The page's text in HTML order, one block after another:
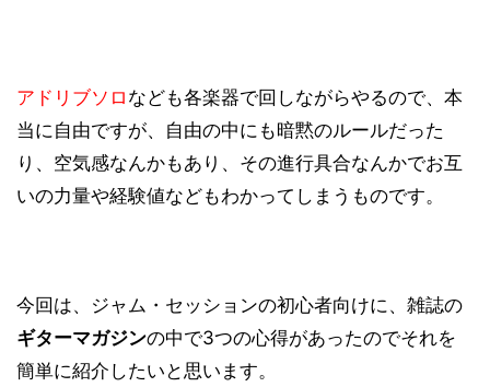
アドリブソロ なども各楽器で回しながらやるので、本
当に自由ですが、自由の中にも暗黙のルールだった
り、空気感なんかもあり、その進行具合なんかでお互
いの力量や経験値などもわかってしまうものです。
今回は、ジャム・セッションの初心者向けに、雑誌の
ギターマガジンの中で3つの心得があったのでそれを
簡単に紹介したいと思います。